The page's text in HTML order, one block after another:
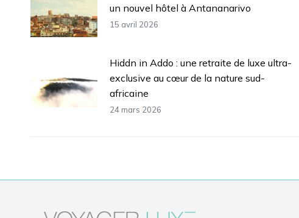
un nouvel hôtel à Antananarivo
15 avril 2026
Hiddn in Addo : une retraite de luxe ultra-
exclusive au cœur de la nature sud-
africaine
24 mars 2026